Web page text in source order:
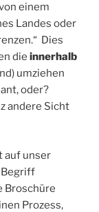
einem
Landes oder
Dies
die innerhalb
umziehen
oder?
andere Sicht
auf unser
Begriff
Broschüre
Prozess,